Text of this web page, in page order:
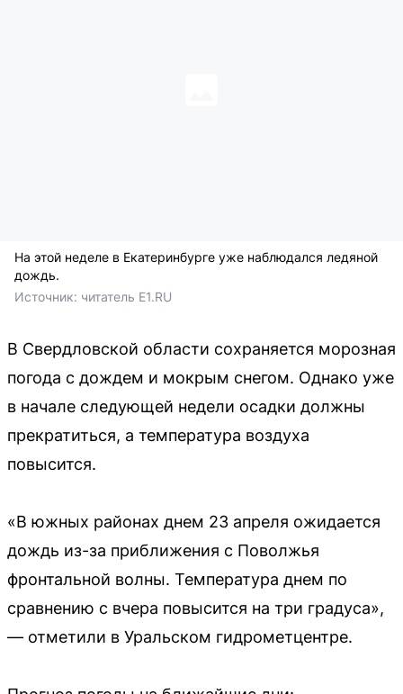
На этой неделе в Екатеринбурге уже наблюдался ледяной
дождь.
Источник: читатель E1.RU
В Свердловской области сохраняется морозная
погода с дождем и мокрым снегом. Однако уже
в начале следующей недели осадки должны
прекратиться, а температура воздуха
повысится.
«В южных районах днем 23 апреля ожидается
дождь из-за приближения с Поволжья
фронтальной волны. Температура днем по
сравнению с вчера повысится на три градуса»,
— отметили в Уральском гидрометцентре.